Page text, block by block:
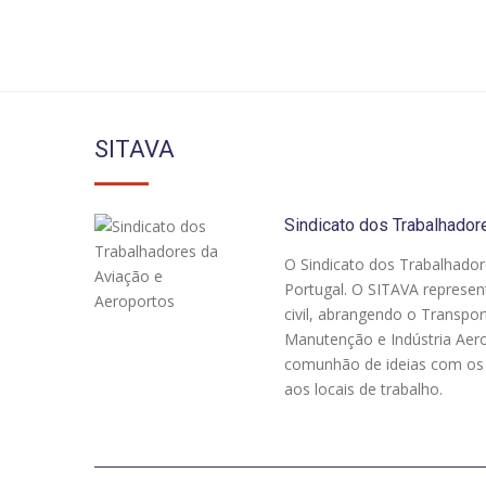
SITAVA
Sindicato dos
O Sindicato dos
Portugal. O SITAVA
civil, abrangendo o
Manutenção e Indústria
comunhão de ideias com
aos locais de trabalho.